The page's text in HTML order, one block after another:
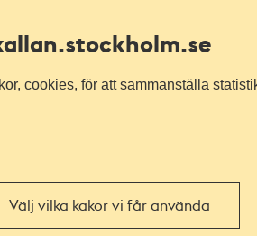
.stockholm.se
cookies, för att sammanställa
Välj vilka kakor vi får använda